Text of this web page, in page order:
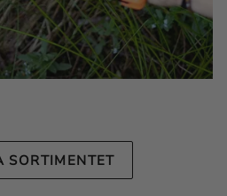
SORTIMENTET